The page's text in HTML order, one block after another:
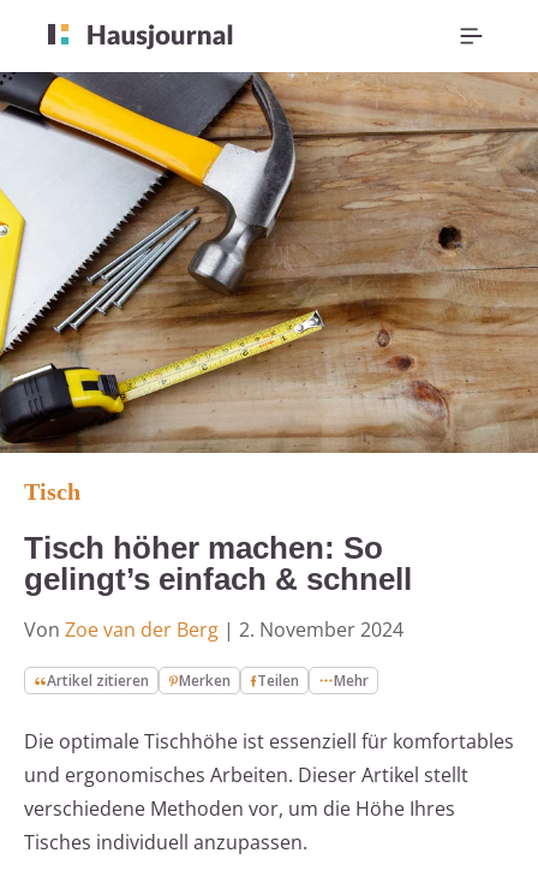
Tisch
Tisch höher machen: So
gelingt’s einfach & schnell
Von Zoe van der Berg | 2. November 2024
Artikel zitieren Merken Teilen Mehr
Die optimale Tischhöhe ist essenziell für komfortables
und ergonomisches Arbeiten. Dieser Artikel stellt
verschiedene Methoden vor, um die Höhe Ihres
Tisches individuell anzupassen.